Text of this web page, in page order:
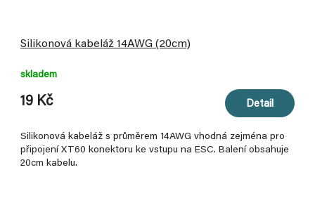
Silikonová kabeláž 14AWG (20cm)
skladem
19 Kč Detail
Silikonová kabeláž s průměrem 14AWG vhodná zejména pro
připojení XT60 konektoru ke vstupu na ESC. Balení obsahuje
20cm kabelu.